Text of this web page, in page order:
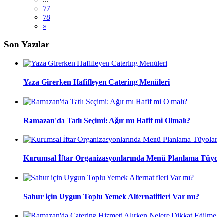
77
78
»
Son Yazılar
Yaza Girerken Hafifleyen Catering Menüleri
Ramazan'da Tatlı Seçimi: Ağır mı Hafif mi Olmalı?
Kurumsal İftar Organizasyonlarında Menü Planlama
Sahur için Uygun Toplu Yemek Alternatifleri Var mı?